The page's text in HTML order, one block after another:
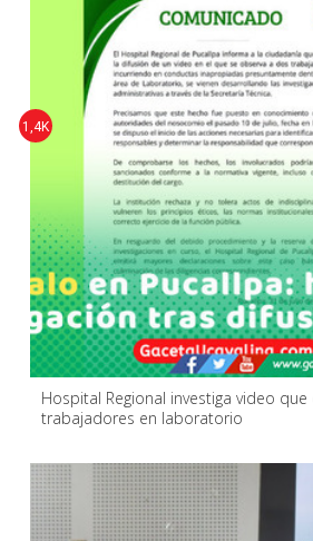
Hospital Regional investiga video
trabajadores en laboratorio
1,4K